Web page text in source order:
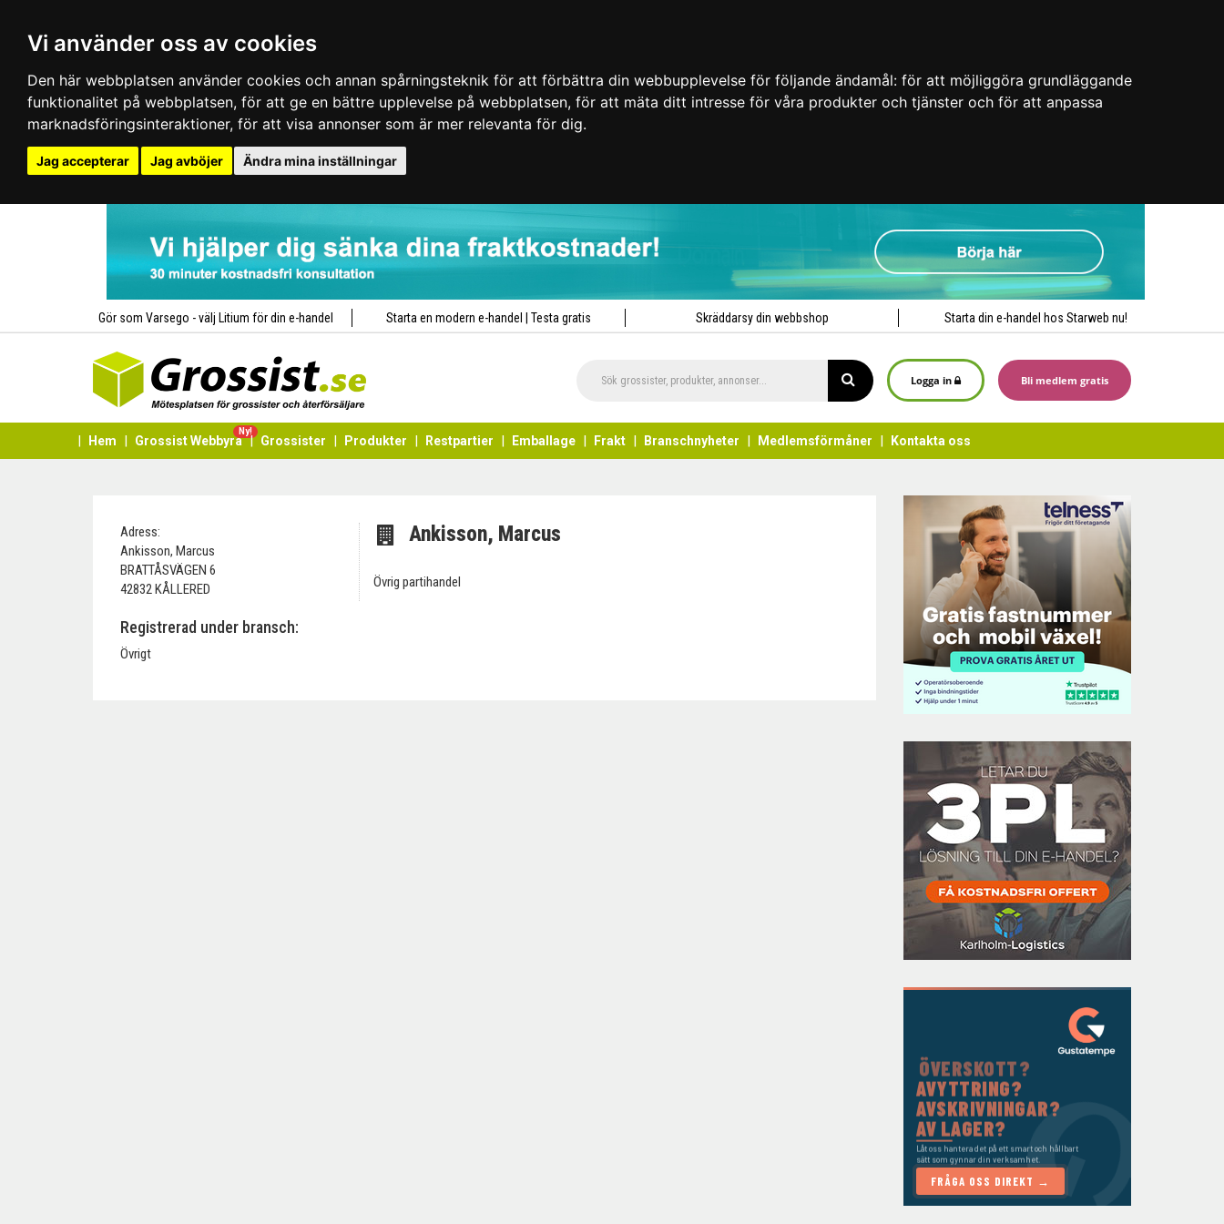
Vi använder oss av cookies
Den här webbplatsen använder cookies och annan spårningsteknik för att förbättra din webbupplevelse för följande ändamål: för att möjliggöra grundläggande
funktionalitet på webbplatsen, för att ge en bättre upplevelse på webbplatsen, för att mäta ditt intresse för våra produkter och tjänster och för att anpassa
marknadsföringsinteraktioner, för att visa annonser som är mer relevanta för dig.
Jag accepterar Jag avböjer Ändra mina inställningar
Gör som Varsego - välj Litium för din e-handel Starta en modern e-handel | Testa gratis Skräddarsy din webbshop Starta din e-handel hos Starweb nu!
Logga in Bli medlem gratis
Hem Grossist Webbyrå
Ny!
Grossister Produkter Restpartier Emballage Frakt Branschnyheter Medlemsförmåner Kontakta oss
Adress:
Ankisson, Marcus
BRATTÅSVÄGEN 6
42832 KÅLLERED
Registrerad under bransch:
Övrigt
Ankisson, Marcus
Övrig partihandel